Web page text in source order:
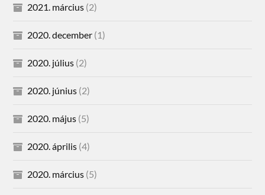
2021. március (2)
2020. december (1)
2020. július (2)
2020. június (2)
2020. május (5)
2020. április (4)
2020. március (5)